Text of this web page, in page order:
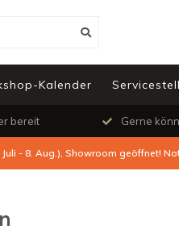
Kalender
bereit Gerne
- 8. Aug.), Showroom geöffnet!